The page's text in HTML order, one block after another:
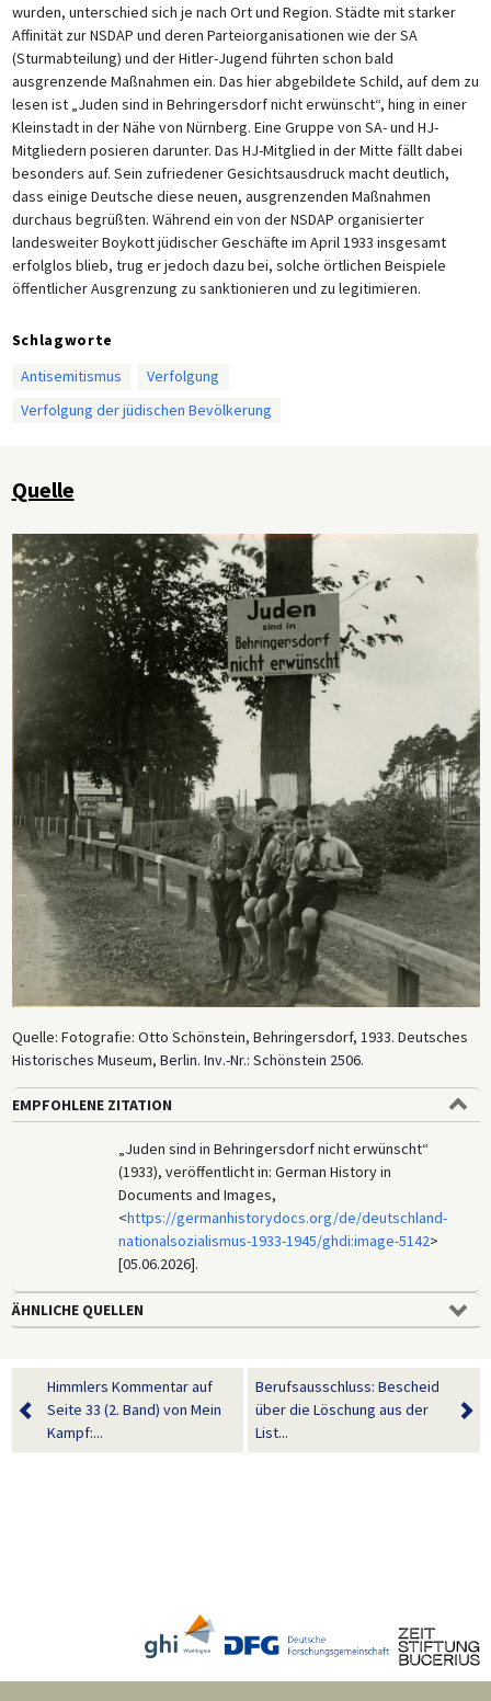
wurden, unterschied sich je nach Ort und Region. Städte mit starker
Affinität zur NSDAP und deren Parteiorganisationen wie der SA
(Sturmabteilung) und der Hitler-Jugend führten schon bald
ausgrenzende Maßnahmen ein. Das hier abgebildete Schild, auf dem zu
lesen ist „Juden sind in Behringersdorf nicht erwünscht“, hing in einer
Kleinstadt in der Nähe von Nürnberg. Eine Gruppe von SA- und HJ-
Mitgliedern posieren darunter. Das HJ-Mitglied in der Mitte fällt dabei
besonders auf. Sein zufriedener Gesichtsausdruck macht deutlich,
dass einige Deutsche diese neuen, ausgrenzenden Maßnahmen
durchaus begrüßten. Während ein von der NSDAP organisierter
landesweiter Boykott jüdischer Geschäfte im April 1933 insgesamt
erfolglos blieb, trug er jedoch dazu bei, solche örtlichen Beispiele
öffentlicher Ausgrenzung zu sanktionieren und zu legitimieren.
Schlagworte
Antisemitismus
Verfolgung
Verfolgung der jüdischen Bevölkerung
Quelle
Quelle: Fotografie: Otto Schönstein, Behringersdorf, 1933. Deutsches
Historisches Museum, Berlin. Inv.-Nr.: Schönstein 2506.
EMPFOHLENE ZITATION
„Juden sind in Behringersdorf nicht erwünscht“
(1933), veröffentlicht in: German History in
Documents and Images,
<https://germanhistorydocs.org/de/deutschland-
nationalsozialismus-1933-1945/ghdi:image-5142>
[05.06.2026].
ÄHNLICHE QUELLEN
Himmlers Kommentar auf
Seite 33 (2. Band) von Mein
Kampf:...
Berufsausschluss: Bescheid
über die Löschung aus der
List...